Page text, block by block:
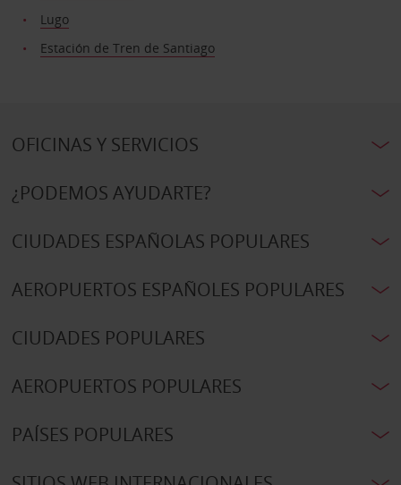
Lugo
Estación de Tren de Santiago
OFICINAS Y SERVICIOS
¿PODEMOS AYUDARTE?
CIUDADES ESPAÑOLAS POPULARES
AEROPUERTOS ESPAÑOLES POPULARES
CIUDADES POPULARES
AEROPUERTOS POPULARES
PAÍSES POPULARES